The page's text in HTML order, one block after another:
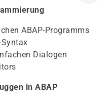
ABAP-Programms
Dialogen
in ABAP